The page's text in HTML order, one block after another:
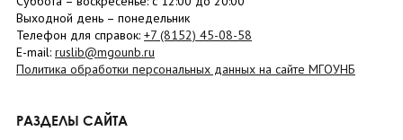
Выходной день – понедельник
Телефон для справок: +7 (8152) 45-08-58
E-mail: ruslib@mgounb.ru
Политика обработки персональных данных на сайте МГОУНБ
РАЗДЕЛЫ САЙТА